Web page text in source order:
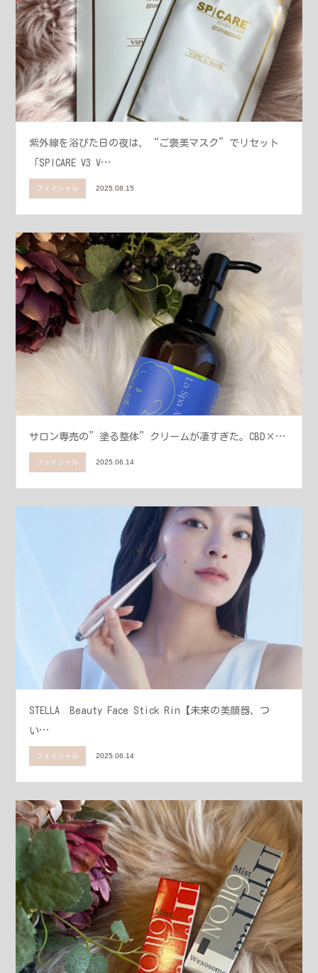
紫外線を浴びた日の夜は、“ご褒美マスク”でリセット
「SPICARE V3 V…
フェイシャル 2025.08.15
サロン専売の”塗る整体”クリームが凄すぎた。CBD×…
フェイシャル 2025.06.14
STELLA Beauty Face Stick Rin【未来の美顔器、つ
い…
フェイシャル 2025.06.14